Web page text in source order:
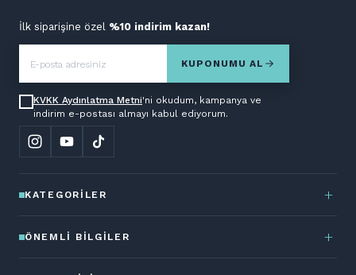
İlk siparişine özel %10 indirim kazan!
KUPONUMU AL
KVKK Aydınlatma Metni'ni okudum, kampanya ve
indirim e-postası almayı kabul ediyorum.
KATEGORILER
ÖNEMLI BILGILER